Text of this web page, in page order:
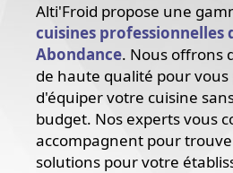
Alti'Froid propose une
cuisines professionnelles
Abondance. Nous offrons
de haute qualité pour
d'équiper votre cuisine
budget. Nos experts vous
accompagnent pour
solutions pour votre